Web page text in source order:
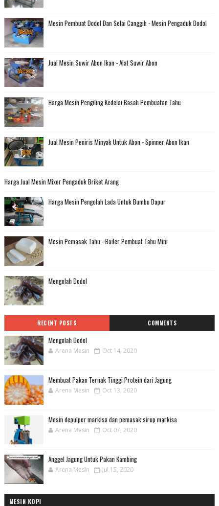
Mesin Pembuat Dodol Dan Selai Canggih - Mesin Pengaduk Dodol
Jual Mesin Suwir Abon Ikan - Alat Suwir Abon
Harga Mesin Pengiling Kedelai Basah Pembuatan Tahu
Jual Mesin Peniris Minyak Untuk Abon - Spinner Abon Ikan
Harga Jual Mesin Mixer Pengaduk Briket Arang
Harga Mesin Pengolah Lada Untuk Bumbu Dapur
Mesin Pemasak Tahu - Boiler Pembuat Tahu Mini
Mengolah Dodol
RECENT POSTS COMMENTS
Mengolah Dodol
Arena Mesin Oct 14, 2020
Membuat Pakan Ternak Tinggi Protein dari Jagung
Arena Mesin Oct 13, 2020
Mesin depulper markisa dan pemasak sirup markisa
Arena Mesin Oct 07, 2020
Anggel Jagung Untuk Pakan Kambing
Arena Mesin Jul 15, 2020
MESIN KOPI